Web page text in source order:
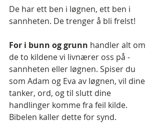
De har ett ben i løgnen, ett ben i
sannheten. De trenger å bli frelst!
For i bunn og grunn handler alt om
de to kildene vi livnærer oss på -
sannheten eller løgnen. Spiser du
som Adam og Eva av løgnen, vil dine
tanker, ord, og til slutt dine
handlinger komme fra feil kilde.
Bibelen kaller dette for synd.